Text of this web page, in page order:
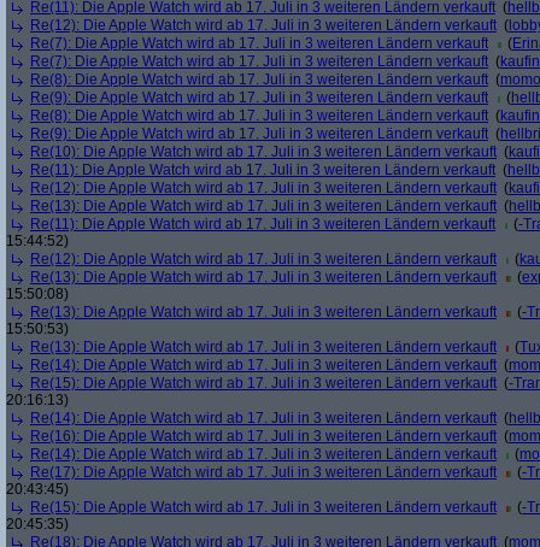
Re(11): Die Apple Watch wird ab 17. Juli in 3 weiteren Ländern verkauft (
Re(12): Die Apple Watch wird ab 17. Juli in 3 weiteren Ländern verkauft (
Re(7): Die Apple Watch wird ab 17. Juli in 3 weiteren Ländern verkauft
(
Re(7): Die Apple Watch wird ab 17. Juli in 3 weiteren Ländern verkauft (
Re(8): Die Apple Watch wird ab 17. Juli in 3 weiteren Ländern verkauft (
Re(9): Die Apple Watch wird ab 17. Juli in 3 weiteren Ländern verkauft
(
Re(8): Die Apple Watch wird ab 17. Juli in 3 weiteren Ländern verkauft (
Re(9): Die Apple Watch wird ab 17. Juli in 3 weiteren Ländern verkauft (
Re(10): Die Apple Watch wird ab 17. Juli in 3 weiteren Ländern verkauft (
Re(11): Die Apple Watch wird ab 17. Juli in 3 weiteren Ländern verkauft (
Re(12): Die Apple Watch wird ab 17. Juli in 3 weiteren Ländern verkauft (
Re(13): Die Apple Watch wird ab 17. Juli in 3 weiteren Ländern verkauft (
Re(11): Die Apple Watch wird ab 17. Juli in 3 weiteren Ländern verkauft
(-
15:44:52)
Re(12): Die Apple Watch wird ab 17. Juli in 3 weiteren Ländern verkauft
(
Re(13): Die Apple Watch wird ab 17. Juli in 3 weiteren Ländern verkauft
(
15:50:08)
Re(13): Die Apple Watch wird ab 17. Juli in 3 weiteren Ländern verkauft
(-
15:50:53)
Re(13): Die Apple Watch wird ab 17. Juli in 3 weiteren Ländern verkauft
(
Re(14): Die Apple Watch wird ab 17. Juli in 3 weiteren Ländern verkauft (
Re(15): Die Apple Watch wird ab 17. Juli in 3 weiteren Ländern verkauft (-
20:16:13)
Re(14): Die Apple Watch wird ab 17. Juli in 3 weiteren Ländern verkauft (
Re(16): Die Apple Watch wird ab 17. Juli in 3 weiteren Ländern verkauft (
Re(14): Die Apple Watch wird ab 17. Juli in 3 weiteren Ländern verkauft
(
Re(17): Die Apple Watch wird ab 17. Juli in 3 weiteren Ländern verkauft
(-
20:43:45)
Re(15): Die Apple Watch wird ab 17. Juli in 3 weiteren Ländern verkauft
(-
20:45:35)
Re(18): Die Apple Watch wird ab 17. Juli in 3 weiteren Ländern verkauft (